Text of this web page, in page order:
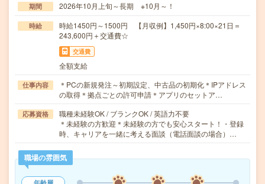
期間 2026年10月上旬～長期 ※10月～！
時給
時給1450円～1500円 【月収例】1,450円×8:00×21日＝
243,600円＋交通費☆
交通費
全額支給
仕事内容
＊PCの新規発注～初期設定、中古品の初期化＊IPアドレス
の取得＊拠点ごとの許可申請＊アプリのセットア…
応募資格
職種未経験OK / ブランクOK / 英語力不要
＊未経験の方歓迎＊未経験の方でも安心スタート！・登録
時、キャリアを一緒に考える面談（電話面談の場合）…
職場の雰囲気